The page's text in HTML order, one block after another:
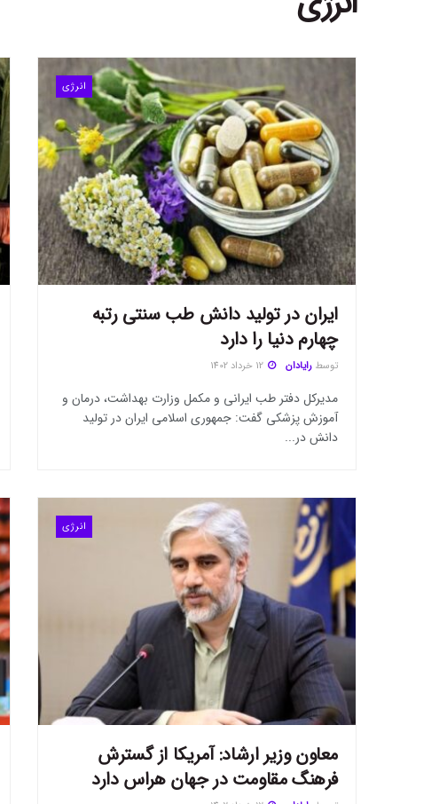
انرژی
ایران در تولید دانش طب سنتی رتبه
چهارم دنیا را دارد
توسط رایادان
مدیرکل دفتر طب ایرانی و مکمل وزارت بهداشت، درمان و
آموزش پزشکی گفت: جمهوری اسلامی ایران در تولید
دانش در...
انرژی
معاون وزیر ارشاد: آمریکا از گسترش
فرهنگ مقاومت در جهان هراس دارد